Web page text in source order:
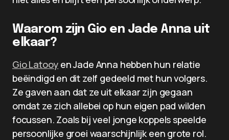
Waarom zijn Gio en Jade Anna uit
elkaar?
Gio Latooy en Jade Anna hebben hun relatie
beëindigd en dit zelf gedeeld met hun volgers.
Ze gaven aan dat ze uit elkaar zijn gegaan
omdat ze zich allebei op hun eigen pad wilden
focussen. Zoals bij veel jonge koppels speelde
persoonlijke groei waarschijnlijk een grote rol.